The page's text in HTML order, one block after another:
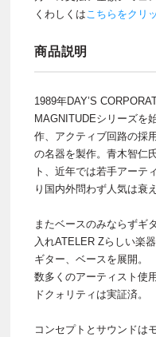
くわしくはこちらをクリ
商品説明
1989年DAY’S
MAGNITUDEシリーズを
作、アクティブ回路の採
の名器を製作。青木智仁
ト、近年では若手アーテ
り国内外問わず人気は衰
またベースのみならずギ
入れATELER Zらしい楽
ギター、ベースを展開。
数多くのアーティスト使
ドクォリティは実証済。
コンセプトとサウンドは